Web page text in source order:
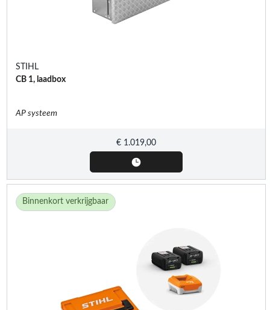
STIHL
CB 1, laadbox
AP systeem
€1.019,00
Binnenkort verkrijgbaar